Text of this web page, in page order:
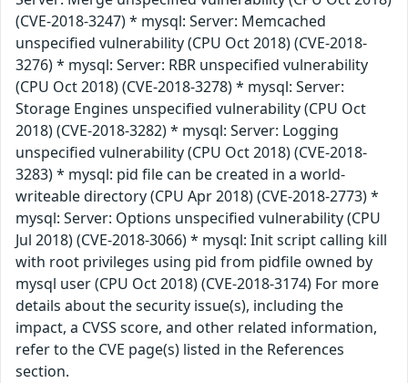
(CVE-2018-3247) * mysql: Server: Memcached
unspecified vulnerability (CPU Oct 2018) (CVE-2018-
3276) * mysql: Server: RBR unspecified vulnerability
(CPU Oct 2018) (CVE-2018-3278) * mysql: Server:
Storage Engines unspecified vulnerability (CPU Oct
2018) (CVE-2018-3282) * mysql: Server: Logging
unspecified vulnerability (CPU Oct 2018) (CVE-2018-
3283) * mysql: pid file can be created in a world-
writeable directory (CPU Apr 2018) (CVE-2018-2773) *
mysql: Server: Options unspecified vulnerability (CPU
Jul 2018) (CVE-2018-3066) * mysql: Init script calling kill
with root privileges using pid from pidfile owned by
mysql user (CPU Oct 2018) (CVE-2018-3174) For more
details about the security issue(s), including the
impact, a CVSS score, and other related information,
refer to the CVE page(s) listed in the References
section.